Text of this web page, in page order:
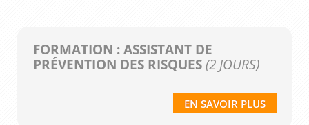
FORMATION : ASSISTANT DE
PRÉVENTION DES RISQUES(2 JOURS)
EN SAVOIR PLUS